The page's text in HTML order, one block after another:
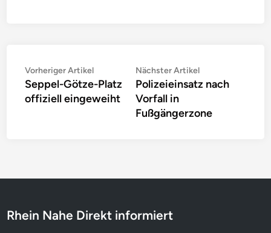
Beitragsnavigation
Vorheriger ArtikelVorheriger
Artikel:
Seppel-Götze-Platz
offiziell eingeweiht
Nächster ArtikelNächster
Artikel:
Polizeieinsatz nach
Vorfall in
Fußgängerzone
Rhein Nahe Direkt informiert